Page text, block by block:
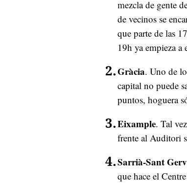
mezcla de gente
de vecinos se
que parte de las
19h ya empieza a
Gràcia. Uno de
capital no puede
puntos, hoguera
Eixample. Tal
frente al Auditori
Sarrià-Sant
que hace el